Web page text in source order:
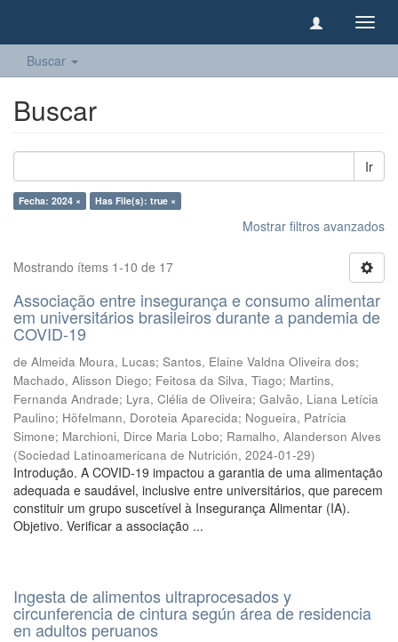
Buscar
Buscar
Ir
Fecha: 2024 × Has File(s): true ×
Mostrar filtros avanzados
Mostrando ítems 1-10 de 17
Associação entre insegurança e consumo alimentar
em universitários brasileiros durante a pandemia de
COVID-19
de Almeida Moura, Lucas; Santos, Elaine Valdna Oliveira dos;
Machado, Alisson Diego; Feitosa da Silva, Tiago; Martins,
Fernanda Andrade; Lyra, Clélia de Oliveira; Galvão, Liana Letícia
Paulino; Höfelmann, Doroteia Aparecida; Nogueira, Patrícia
Simone; Marchioni, Dirce Maria Lobo; Ramalho, Alanderson Alves
(Sociedad Latinoamericana de Nutrición, 2024-01-29)
Introdução. A COVID-19 impactou a garantia de uma alimentação
adequada e saudável, inclusive entre universitários, que parecem
constituir um grupo suscetível à Insegurança Alimentar (IA).
Objetivo. Verificar a associação ...
Ingesta de alimentos ultraprocesados y
circunferencia de cintura según área de residencia
en adultos peruanos